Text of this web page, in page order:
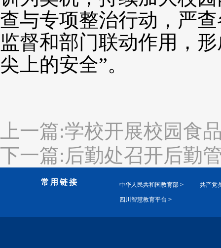
查与专项整治行动，严
监督和部门联动作用，
尖上的安全”。
上一篇:学校开展校园食
下一篇:后勤处召开后勤
常用链接 中华人民共和国教育部 > 共产党
四川智慧教育平台 >